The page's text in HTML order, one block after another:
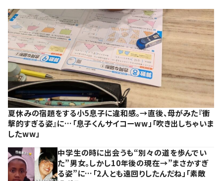
夏休みの宿題をする小5息子に違和感。→直後、母がみた『衝
撃的すぎる姿』に…「息子くんサイコーww」「吹き出しちゃいま
したww」
中学生の時に出会うも“別々の道を歩んでい
た”男女。しかし10年後の現在→”まさかすぎ
る姿”に…「2人とも遠回りしたんだね」「素敵